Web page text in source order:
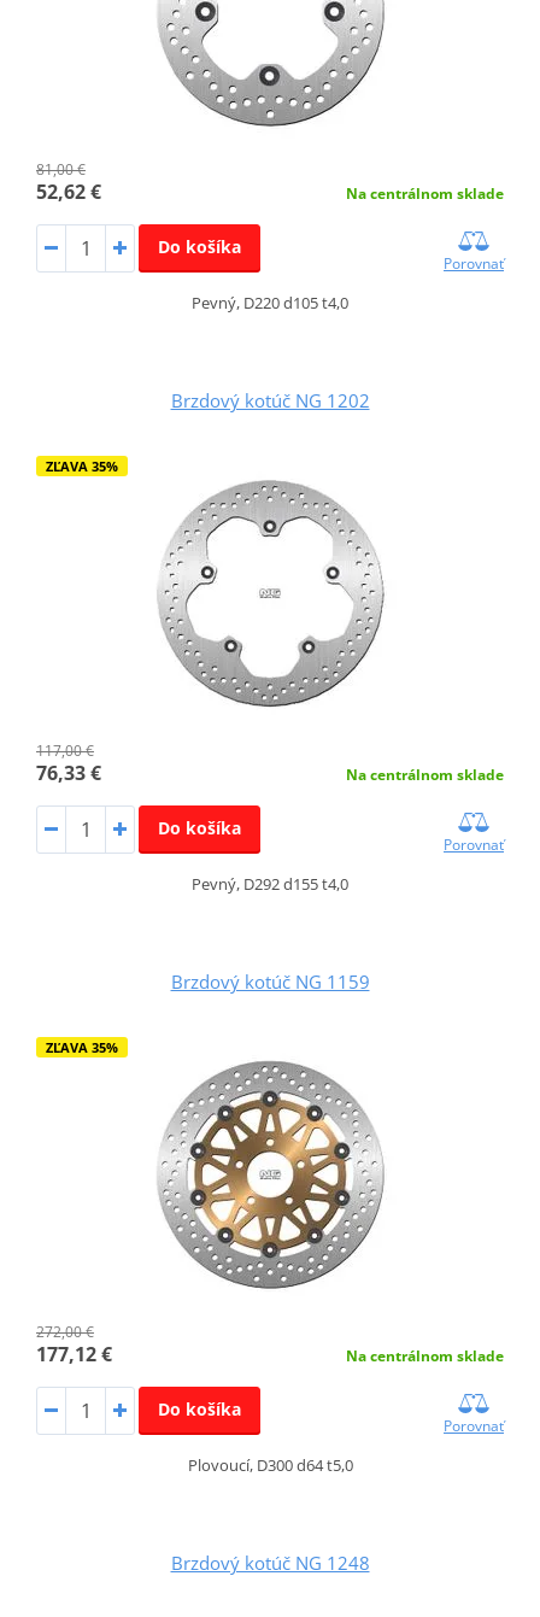
81,00 €
52,62 € Na centrálnom sklade
Do košíka
Porovnať
Pevný, D220 d105 t4,0
Brzdový kotúč NG 1202
ZĽAVA 35%
117,00 €
76,33 € Na centrálnom sklade
Do košíka
Porovnať
Pevný, D292 d155 t4,0
Brzdový kotúč NG 1159
ZĽAVA 35%
272,00 €
177,12 € Na centrálnom sklade
Do košíka
Porovnať
Plovoucí, D300 d64 t5,0
Brzdový kotúč NG 1248